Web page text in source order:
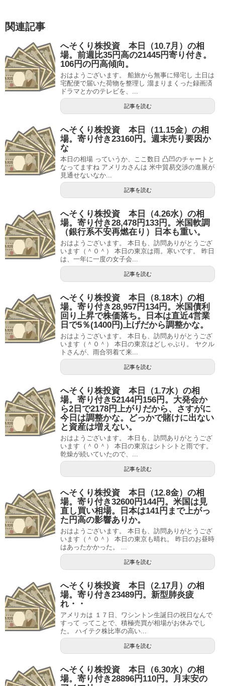
関連記事
へそくり株投資 本日（10.7月）の相
場。前週比35円高の21445円寄り付き。
106円の円高傾向。
おはようございます。 船旅から無事に帰宅し 土日は
宅配便で届いた荷物を整理し 溜まりまくった録画済
ドラマとかのテレビを、...
記事を読む
へそくり株投資 本日（11.15金）の相
場。寄り付き23160円。週末売り要因か
な
本日の相場 っていうか、ここ数日 凸凹のチャートと
なってますね アメリカさんは 米中貿易交渉の進展が
見通せないなか...
記事を読む
へそくり株投資 本日（4.26水）の相
場。寄り付き28,478円133円。米国軟調
（銀行系不安再燃在り）日本も重い。
おはようございます。 本日も、訪問ありがとうござ
います（＾０＾） 本日の東京は雨。寒いです。 昨日
は、一年に一度の女子会...
記事を読む
へそくり株投資 本日（8.18木）の相
場。寄り付き28,957円134円。米国債利
回り上昇で株価落ち。日本は直近4営業
日で5％(1400円)上げだから調整かな。
おはようございます。 本日も、訪問ありがとうござ
います（＾０＾） 本日の東京はどしゃぶり。 ヤクル
トさんが、雨合羽着て来...
記事を読む
へそくり株投資 本日（1.7水）の相
場。寄り付き52144円156円。大発会か
ら2日で2178円上がりだから、さすがに
今日は調整かな。どっかで賭けに出ない
と資産は増えない。
おはようございます。 本日も、訪問ありがとうござ
います（＾０＾） 本日の東京はシトシトと雨です。
乾燥が続いていたので、...
記事を読む
へそくり株投資 本日（12.8金）の相
場。寄り付き32600円144円。米国は見
直し買い相場。日本は141円まで上がっ
た円高の影響ありか。
おはようございます。 本日も、訪問ありがとうござ
います（＾０＾） 本日の東京も晴れ。 昨日のお昼時
はあったかかった。 ...
記事を読む
へそくり株投資 本日（2.17月）の相
場。寄り付き23489円。新型肺炎疲
れ・・
アメリカは １７日、ワシントン生誕日の祝日なんで
すって ってことで、積極売買が相場がお休みでし
た。 ハイテク株比率の高い...
記事を読む
へそくり株投資 本日（6.30水）の相
場。寄り付き28896円110円。月末安の